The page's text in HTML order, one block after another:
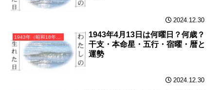
2024.12.30
1943年（昭和18年）癸未（みずのとひつじ）・未年（ひつじ年）カレンダー（月曜はじまり）
1943年4月13日は何曜日？何歳？
干支・本命星・五行・宿曜・暦と
運勢
2024.12.30